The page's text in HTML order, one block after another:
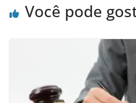
Você pode